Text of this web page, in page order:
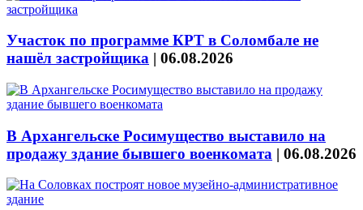
Участок по программе КРТ в Соломбале не
нашёл застройщика | 06.08.2026
В Архангельске Росимущество выставило на
продажу здание бывшего военкомата | 06.08.2026